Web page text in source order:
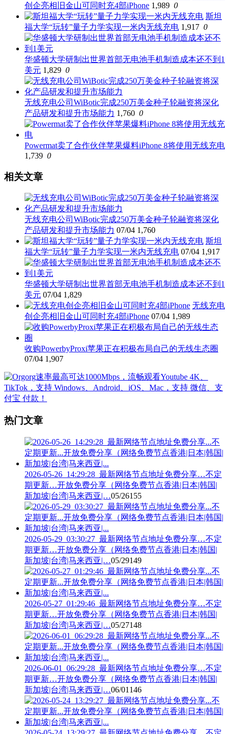
创企亮相旧金山可同时充4部iPhone 1,989 0
斯坦
福大学“玩转”量子力学实现一米内无线充电 1,917 0
华盛顿大学研制出世界首部无电池手机制造成本还不到1
美元 1,829 0
无线充电公司WiBotic完成250万美金种子轮融资将深化
产品研发和提升市场能力 1,760 0
Powermat卖了合作伙伴苹果爆料iPhone 8将使用无线充电
1,739 0
相关文章
无线充电公司WiBotic完成250万美金种子轮融资将深化
产品研发和提升市场能力 07/04 1,760
斯坦
福大学“玩转”量子力学实现一米内无线充电 07/04 1,917
华盛顿大学研制出世界首部无电池手机制造成本还不到1
美元 07/04 1,829
无线充电
创企亮相旧金山可同时充4部iPhone 07/04 1,989
收购PowerbyProxi苹果正在积极布局自己的无线生态圈
07/04 1,907
热门文章
2026-05-26_14:29:28_最新网络节点地址免费分享…不定
期更新…开放免费分享（网络免费节点香港|日本|韩国|
新加坡|台湾|马来西亚|…05/26155
2026-05-29_03:30:27_最新网络节点地址免费分享…不定
期更新…开放免费分享（网络免费节点香港|日本|韩国|
新加坡|台湾|马来西亚|…05/29149
2026-05-27_01:29:46_最新网络节点地址免费分享…不定
期更新…开放免费分享（网络免费节点香港|日本|韩国|
新加坡|台湾|马来西亚|…05/27148
2026-06-01_06:29:28_最新网络节点地址免费分享…不定
期更新…开放免费分享（网络免费节点香港|日本|韩国|
新加坡|台湾|马来西亚|…06/01 146